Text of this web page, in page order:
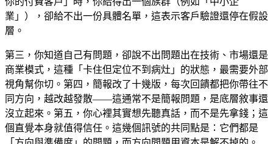
業」），卻給不出一份具體名單，這表示客戶驗證還停在假設
層。
第三，你知道自己有問題，卻說不出問題出在技術、市場還是
商業模式，這種「卡住但定位不到病灶」的狀態，最需要外部
視角幫你切。第四，簡報改了十幾版，每次回饋都把你帶往不
同方向，越改越發散——這通常不是簡報問題，是底層敘事還
沒立起來。第五，你心裡其實想先聽真話，而不是先拿錢；這
個直覺本身就值得信任。這幾個訊號的共同點是：它們都是